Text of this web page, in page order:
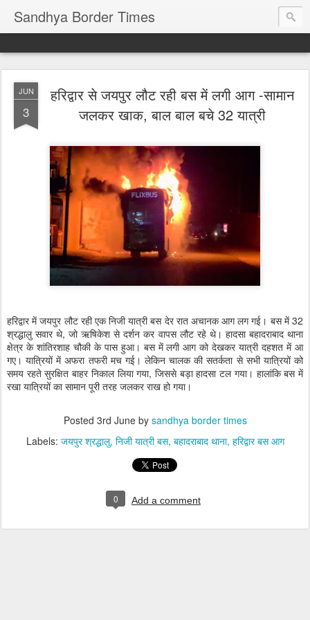
Sandhya Border Times
JUN
3
हरिद्वार से जयपुर लौट रही बस में लगी आग -सामान
जलकर खाक, बाल बाल बचे 32 यात्री
हरिद्वार में जयपुर लौट रही एक निजी यात्री बस देर रात अचानक आग लग गई। बस में 32
श्रद्धालु सवार थे, जो ऋषिकेश से दर्शन कर वापस लौट रहे थे। हादसा बहादराबाद थाना
क्षेत्र के शांतिरशाह चौकी के पास हुआ। बस में लगी आग को देखकर यात्री दहशत में आ
गए। यात्रियों में अफरा तफरी मच गई। लेकिन चालक की सतर्कता से सभी यात्रियों को
समय रहते सुरक्षित बाहर निकाल लिया गया, जिससे बड़ा हादसा टल गया। हालांकि बस में
रखा यात्रियों का सामान पूरी तरह जलकर राख हो गया।
Posted 3rd Juneby sandhya border times
Labels: जयपुर श्रद्धालु निजी यात्री बस बहादराबाद थाना हरिद्वार बस आग
0 Add a comment